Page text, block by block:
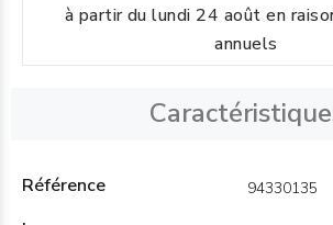
à partir du lundi 24 août en
annuels
Référence 94330135